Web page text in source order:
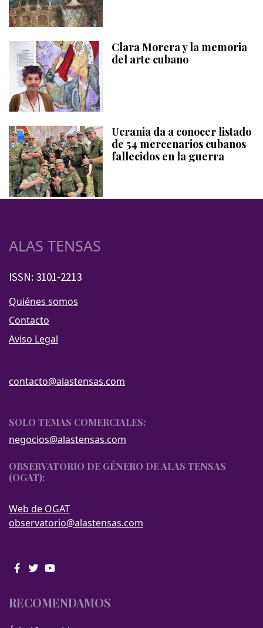
Clara Morera y la memoria
del arte cubano
Ucrania da a conocer listado
de 54 mercenarios cubanos
fallecidos en la guerra
ALAS TENSAS
ISSN: 3101-2213
Quiénes somos
Contacto
Aviso Legal
contacto@alastensas.com
SOLO TEMAS COMERCIALES:
negocios@alastensas.com
OBSERVATORIO DE GÉNERO DE ALAS TENSAS
(OGAT):
Web de OGAT
observatorio@alastensas.com
RECOMENDAMOS